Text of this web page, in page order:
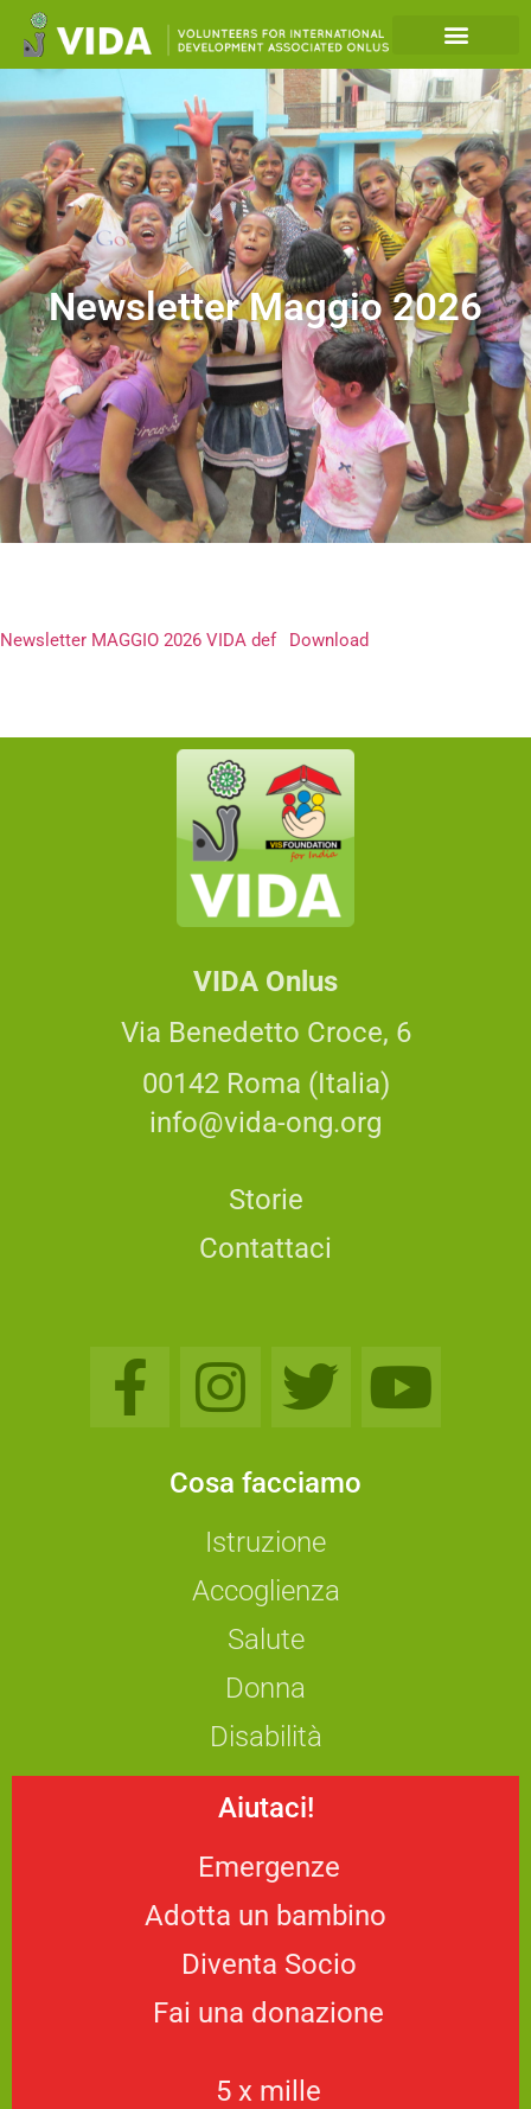
Newsletter Maggio 2026
Newsletter MAGGIO 2026 VIDA def Download
VIDA Onlus
Via Benedetto Croce, 6
00142 Roma (Italia)
info@vida-ong.org
Storie
Contattaci
Cosa facciamo
Istruzione
Accoglienza
Salute
Donna
Disabilità
Aiutaci!
Emergenze
Adotta un bambino
Diventa Socio
Fai una donazione
5 x mille